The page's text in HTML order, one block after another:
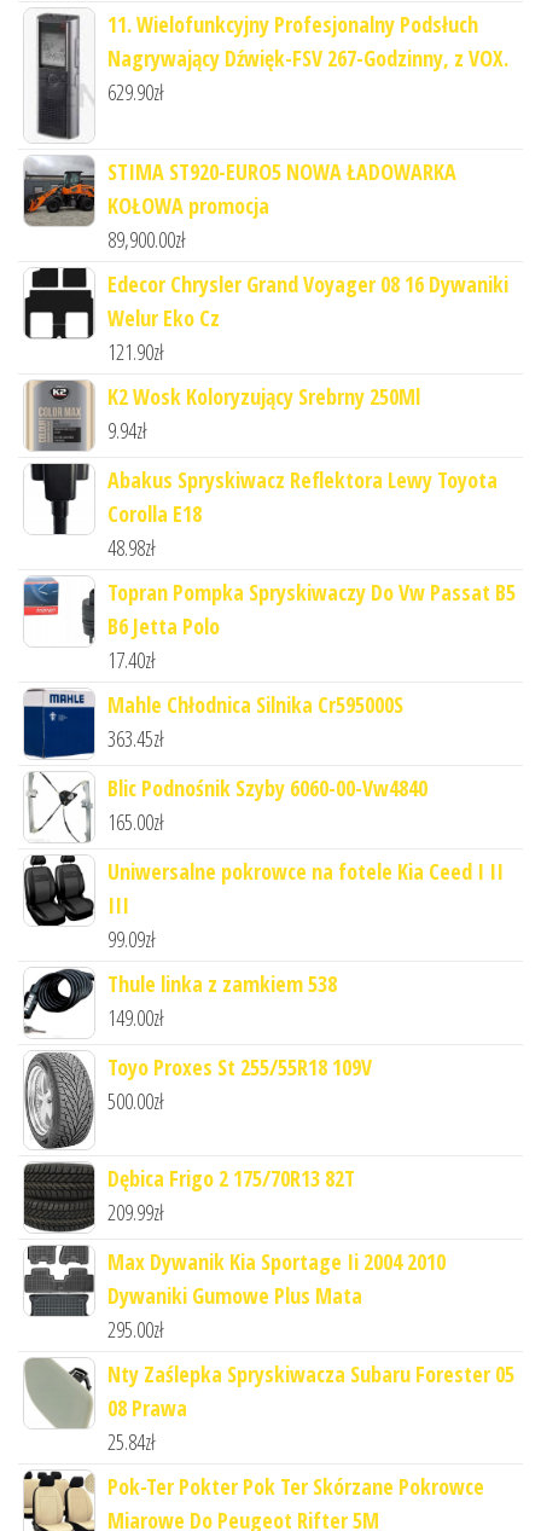
11. Wielofunkcyjny Profesjonalny Podsłuch
Nagrywający Dźwięk-FSV 267-Godzinny, z VOX.
629.90zł
STIMA ST920-EURO5 NOWA ŁADOWARKA
KOŁOWA promocja
89,900.00zł
Edecor Chrysler Grand Voyager 08 16 Dywaniki
Welur Eko Cz
121.90zł
K2 Wosk Koloryzujący Srebrny 250Ml
9.94zł
Abakus Spryskiwacz Reflektora Lewy Toyota
Corolla E18
48.98zł
Topran Pompka Spryskiwaczy Do Vw Passat B5
B6 Jetta Polo
17.40zł
Mahle Chłodnica Silnika Cr595000S
363.45zł
Blic Podnośnik Szyby 6060-00-Vw4840
165.00zł
Uniwersalne pokrowce na fotele Kia Ceed I II
III
99.09zł
Thule linka z zamkiem 538
149.00zł
Toyo Proxes St 255/55R18 109V
500.00zł
Dębica Frigo 2 175/70R13 82T
209.99zł
Max Dywanik Kia Sportage Ii 2004 2010
Dywaniki Gumowe Plus Mata
295.00zł
Nty Zaślepka Spryskiwacza Subaru Forester 05
08 Prawa
25.84zł
Pok-Ter Pokter Pok Ter Skórzane Pokrowce
Miarowe Do Peugeot Rifter 5M